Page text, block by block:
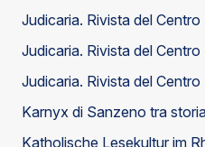
Judicaria. Rivista del Centro
Judicaria. Rivista del Centro
Judicaria. Rivista del Centro
Karnyx di Sanzeno tra
Katholische Lesekultur im